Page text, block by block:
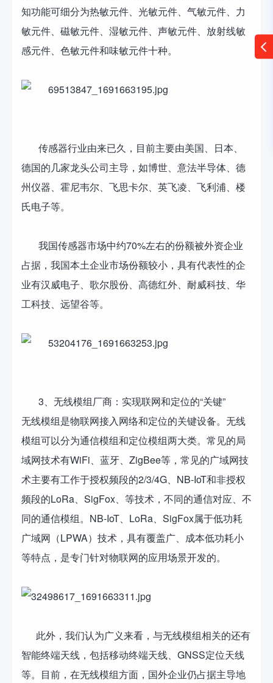
知功能可细分为热敏元件、光敏元件、气敏元件、力
敏元件、磁敏元件、湿敏元件、声敏元件、放射线敏
感元件、色敏元件和味敏元件十种。
传感器行业由来已久，目前主要由美国、日本、
德国的几家龙头公司主导，如博世、意法半导体、德
州仪器、霍尼韦尔、飞思卡尔、英飞凌、飞利浦、楼
氏电子等。
我国传感器市场中约70%左右的份额被外资企业
占据，我国本土企业市场份额较小，具有代表性的企
业有汉威电子、歌尔股份、高德红外、耐威科技、华
工科技、远望谷等。
3、无线模组厂商：实现联网和定位的“关键”
无线模组是物联网接入网络和定位的关键设备。无线
模组可以分为通信模组和定位模组两大类。常见的局
域网技术有WiFi、蓝牙、ZigBee等，常见的广域网技
术主要有工作于授权频段的2/3/4G、NB-IoT和非授权
频段的LoRa、SigFox、等技术，不同的通信对应、不
同的通信模组。NB-IoT、LoRa、SigFox属于低功耗
广域网（LPWA）技术，具有覆盖广、成本低功耗小
等特点，是专门针对物联网的应用场景开发的。
此外，我们认为广义来看，与无线模组相关的还有
智能终端天线，包括移动终端天线、GNSS定位天线
等。目前，在无线模组方面，国外企业仍占据主导地